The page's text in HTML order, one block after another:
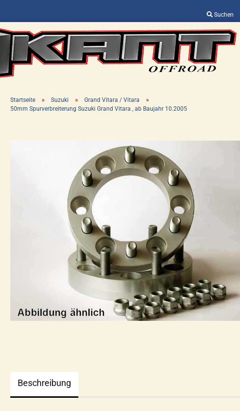
Suchen
Sprache auswählen
Lieferland
Startseite » Suzuki » Grand Vitara / Vitara »
50mm Spurverbreiterung Suzuki Grand Vitara , ab Baujahr 10.2005
Beschreibung